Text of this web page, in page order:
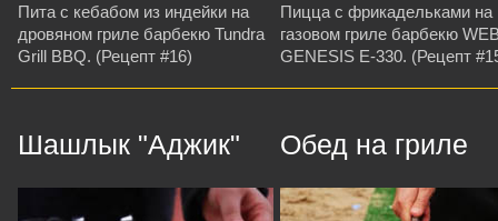
Пита с кебабом из индейки на
дровяном гриле барбекю Tundra
Grill BBQ. (Рецепт #16)
Пицца с фрикадельками на
газовом гриле барбекю
GENESIS E-330. (Рецепт
Шашлык "Аджик" Обед на гриле